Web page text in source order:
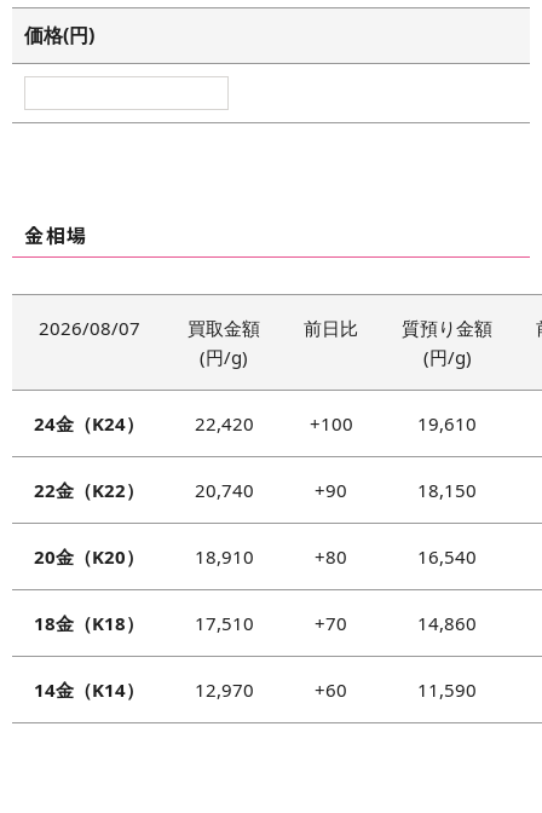
上記以外の場合で個人情報を取得する場合は
当社がお客様から取得させていただいた個人情
法令などに基づく場合
お客様及び第三者の生命、身体、財産など公
共の利益またはお客様の利益のため必要であ
ると判断した場合。
個人情報の外部委託
報は、個人情報に関する機密保持契約を締結して
お客様に明示した利用目的の達成に必要な範囲
することはありません。
当社はお客様ご本人、またはご本人が認めた
価格(円)
金相場
2026/08/07
買取金額
(円/g)
前日比
質預り金額
(円/g)
24金（K24） 22,420 +100 19,610
22金（K22） 20,740 +90 18,150
20金（K20） 18,910 +80 16,540
18金（K18） 17,510 +70 14,860
14金（K14） 12,970 +60 11,590